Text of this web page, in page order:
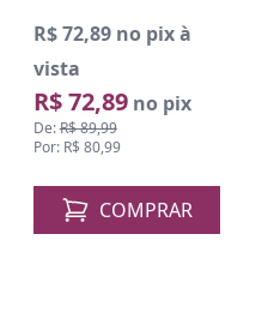
R$ 72,89 no pix à
vista
R$ 72,89no pix
De:R$ 89,99
Por: R$ 80,99
COMPRAR